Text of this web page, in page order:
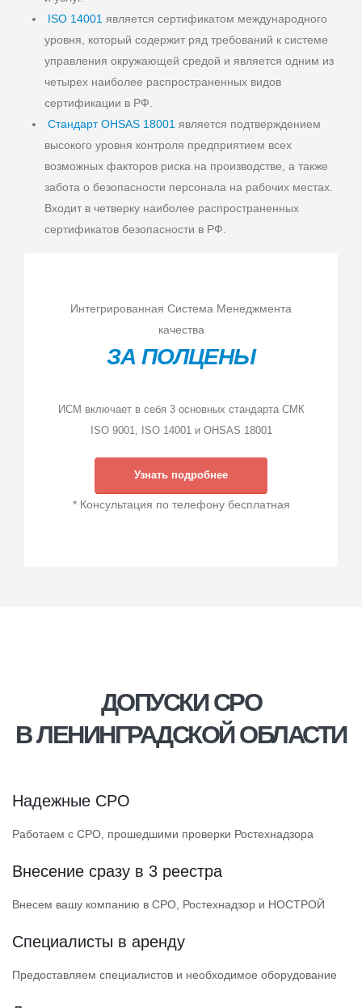
ISO 14001 является сертификатом международного
уровня, который содержит ряд требований к системе
управления окружающей средой и является одним из
четырех наиболее распространенных видов
сертификации в РФ.
Стандарт OHSAS 18001 является подтверждением
высокого уровня контроля предприятием всех
возможных факторов риска на производстве, а также
забота о безопасности персонала на рабочих местах.
Входит в четверку наиболее распространенных
сертификатов безопасности в РФ.
Интегрированная Система Менеджмента
качества
ЗА ПОЛЦЕНЫ
ИСМ включает в себя 3 основных стандарта СМК
ISO 9001, ISO 14001 и OHSAS 18001
Узнать подробнее
* Консультация по телефону бесплатная
ДОПУСКИ СРО
В ЛЕНИНГРАДСКОЙ ОБЛАСТИ
Надежные СРО
Работаем с СРО, прошедшими проверки Ростехнадзора
Внесение сразу в 3 реестра
Внесем вашу компанию в СРО, Ростехнадзор и НОСТРОЙ
Специалисты в аренду
Предоставляем специалистов и необходимое оборудование